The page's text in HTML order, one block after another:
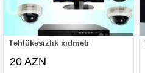
Təhlükəsizlik xidməti
20 AZN